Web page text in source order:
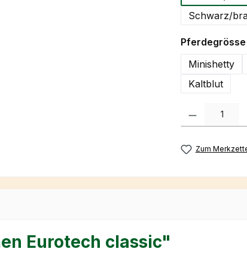
Schwarz/
Pferdegrösse
Minishetty
Kaltblut
Produkt
Zum
Eurotech classic"